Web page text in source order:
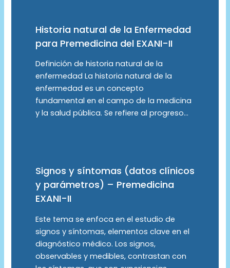
Historia natural de la Enfermedad
para Premedicina del EXANI-II
Definición de historia natural de la
enfermedad La historia natural de la
enfermedad es un concepto
fundamental en el campo de la medicina
y la salud pública. Se refiere al progreso…
Signos y síntomas (datos clínicos
y parámetros) – Premedicina
EXANI-II
Este tema se enfoca en el estudio de
signos y síntomas, elementos clave en el
diagnóstico médico. Los signos,
observables y medibles, contrastan con